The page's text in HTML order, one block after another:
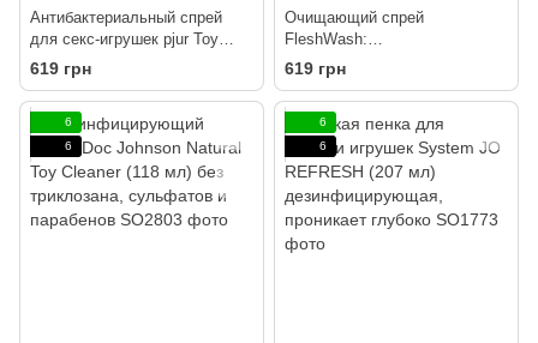
Антибактериальный спрей
для секс-игрушек pjur Toy
Clean 100 мл без спирта,
деликатный
619 грн
Очищающий спрей
FleshWash:
антибактериальное средство
по уходу за Fleshlight (100 мл)
619 грн
6
6
6
6